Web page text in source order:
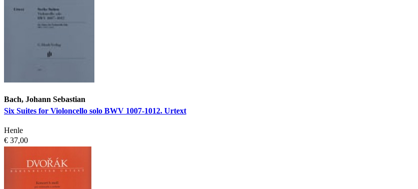
Bach, Johann Sebastian
Six Suites for Violoncello solo BWV 1007-1012. Urtext
Henle
€ 37,00